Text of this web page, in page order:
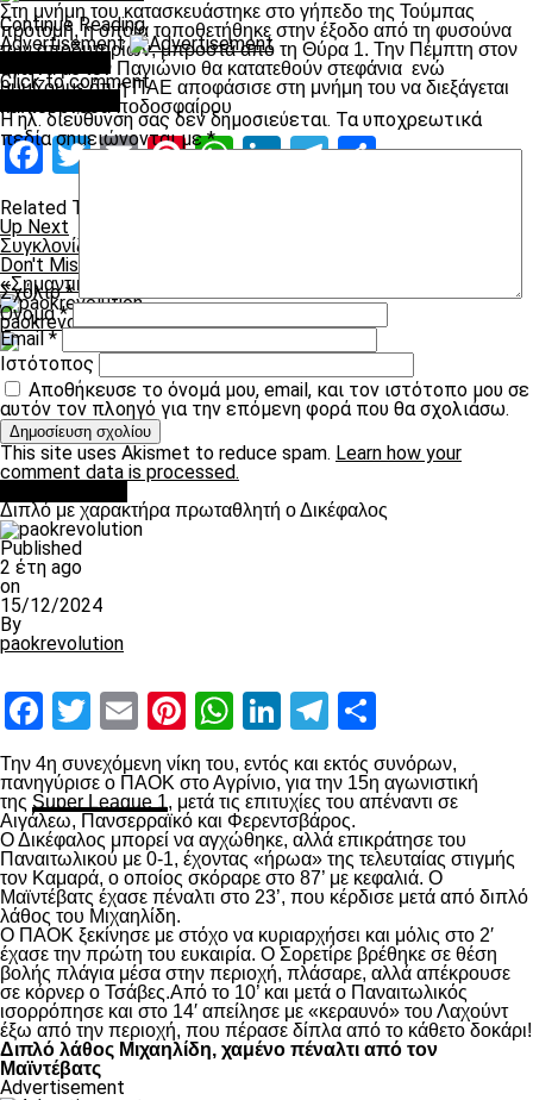
Στη μνήμη του κατασκευάστηκε στο γήπεδο της Τούμπας
προτομή, η οποία τοποθετήθηκε στην έξοδο από τη φυσούνα
των αποδυτηρίων, μπροστά από τη Θύρα 1. Την Πέμπτη στον
αγώνα με τον Πανιώνιο θα κατατεθούν στεφάνια ενώ
θυμίζουμε ότι η ΠΑΕ αποφάσισε στη μνήμη του να διεξάγεται
και τουρνουά ποδοσφαίρου
Facebook
Twitter
EmailPinterest
WhatsApp
LinkedIn
Telegram
Related Topics:
Up Next
Συγκλονίζει ο Βαγγέλης Κατσούρης
Don't Miss
«Σημαντικό να μπορείς να κοιμάσαι με καθαρή συνείδηση»
paokrevolution
Continue Reading
Advertisement
Click to comment
Η ηλ. διεύθυνση σας δεν δημοσιεύεται. Τα υποχρεωτικά
πεδία σημειώνονται με*
Σχόλιο*
Όνομα*
Email*
Ιστότοπος
Αποθήκευσε το όνομά μου, email, και τον ιστότοπο μου σε
αυτόν τον πλοηγό για την επόμενη φορά που θα σχολιάσω.
This site uses Akismet to reduce spam. Learn how your
comment data is processed.
Διπλό με χαρακτήρα πρωταθλητή ο Δικέφαλος
Published
2 έτη ago
on
15/12/2024
By
paokrevolution
Facebook
Twitter
EmailPinterest
WhatsApp
LinkedIn
Telegram
Την 4η συνεχόμενη νίκη του, εντός και εκτός συνόρων,
πανηγύρισε ο ΠΑΟΚ στο Αγρίνιο, για την 15η αγωνιστική
της Super League 1, μετά τις επιτυχίες του απέναντι σε
Αιγάλεω, Πανσερραϊκό και Φερεντσβάρος.
Ο Δικέφαλος μπορεί να αγχώθηκε, αλλά επικράτησε του
Παναιτωλικού με 0-1, έχοντας «ήρωα» της τελευταίας στιγμής
τον Καμαρά, ο οποίος σκόραρε στο 87’ με κεφαλιά. Ο
Μαϊντέβατς έχασε πέναλτι στο 23’, που κέρδισε μετά από διπλό
λάθος του Μιχαηλίδη.
Ο ΠΑΟΚ ξεκίνησε με στόχο να κυριαρχήσει και μόλις στο 2′
έχασε την πρώτη του ευκαιρία. Ο Σορετίρε βρέθηκε σε θέση
βολής πλάγια μέσα στην περιοχή, πλάσαρε, αλλά απέκρουσε
σε κόρνερ ο Τσάβες.Από το 10’ και μετά ο Παναιτωλικός
ισορρόπησε και στο 14′ απείλησε με «κεραυνό» του Λαχούντ
έξω από την περιοχή, που πέρασε δίπλα από το κάθετο δοκάρι!
Διπλό λάθος Μιχαηλίδη, χαμένο πέναλτι από τον
Μαϊντέβατς
Advertisement